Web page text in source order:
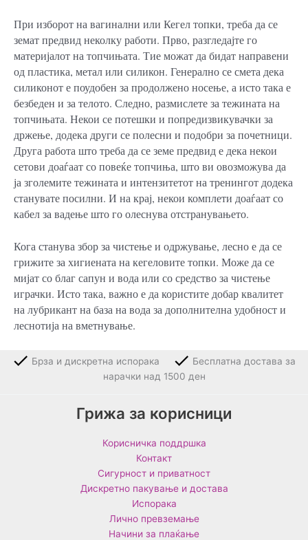
При изборот на вагинални или Кегел топки, треба да се
земат предвид неколку работи. Прво, разгледајте го
материјалот на топчињата. Тие можат да бидат направени
од пластика, метал или силикон. Генерално се смета дека
силиконот е поудобен за продолжено носење, а исто така е
безбеден и за телото. Следно, размислете за тежината на
топчињата. Некои се потешки и попредизвикувачки за
држење, додека други се полесни и подобри за почетници.
Друга работа што треба да се земе предвид е дека некои
сетови доаѓаат со повеќе топчиња, што ви овозможува да
ја зголемите тежината и интензитетот на тренингот додека
станувате посилни. И на крај, некои комплети доаѓаат со
кабел за вадење што го олеснува отстранувањето.
Кога станува збор за чистење и одржување, лесно е да се
грижите за хигиената на кегеловите топки. Може да се
мијат со благ сапун и вода или со средство за чистење
играчки. Исто така, важно е да користите добар квалитет
на лубрикант на база на вода за дополнителна удобност и
леснотија на вметнување.
Брза и дискретна испорака
Бесплатна достава за
нарачки над 1500 ден
Грижа за корисници
Корисничка поддршка
Контакт
Сигурност и приватност
Дискретно пакување и достава
Испорака
Лично превземање
Начини за плаќање